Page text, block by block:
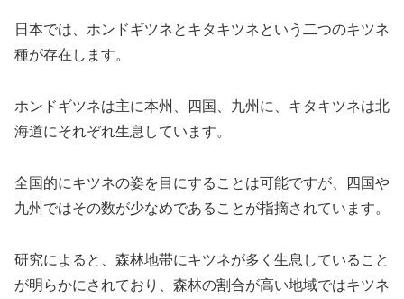
日本では、ホンドギツネとキタキツネという二つのキツネ
種が存在します。
ホンドギツネは主に本州、四国、九州に、キタキツネは北
海道にそれぞれ生息しています。
全国的にキツネの姿を目にすることは可能ですが、四国や
九州ではその数が少なめであることが指摘されています。
研究によると、森林地帯にキツネが多く生息していること
が明らかにされており、森林の割合が高い地域ではキツネ